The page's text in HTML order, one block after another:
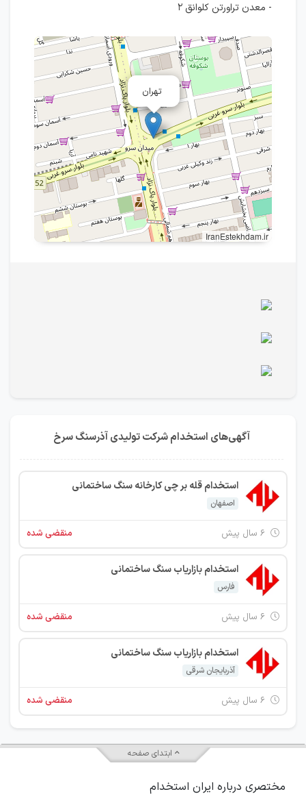
- معدن تراورتن کلوانق ۲
تهران
IranEstekhdam.ir
آگهی‌های استخدام شرکت تولیدی آذرسنگ سرخ
استخدام قله بر چی کارخانه سنگ ساختمانی
اصفهان
منقضی شده
استخدام بازاریاب سنگ ساختمانی
فارس
منقضی شده
استخدام بازاریاب سنگ ساختمانی
آذربایجان شرقی
منقضی شده
ابتدای صفحه
مختصری درباره ایران استخدام